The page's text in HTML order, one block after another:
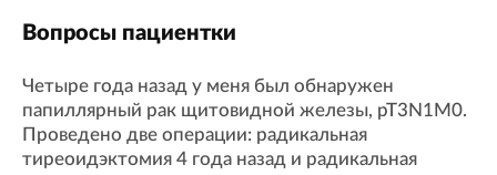
Вопросы пациентки
Четыре года назад у меня был обнаружен
папиллярный рак щитовидной железы, pT3N1M0.
Проведено две операции: радикальная
тиреоидэктомия 4 года назад и радикальная